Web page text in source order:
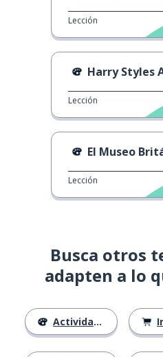
Lección
Harry Styles
Lección
El Museo
Lección
Busca otros
adapten a lo
Actividades